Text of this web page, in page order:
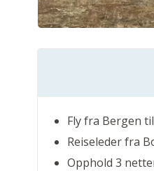
Fly fra Bergen
Reiseleder fra
Opphold 3